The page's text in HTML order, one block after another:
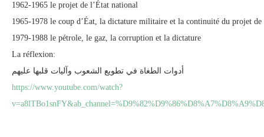
1962-1965 le projet de l’État national
1965-1978 le coup d’Éat, la dictature militaire et la continuité du projet de
1979-1988 le pétrole, le gaz, la corruption et la dictature
La réflexion:
أدوات الطغاة في تطويع الشعوب وآليات قلبها عليهم
https://www.youtube.com/watch?